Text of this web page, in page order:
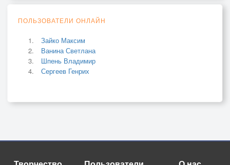
ПОЛЬЗОВАТЕЛИ ОНЛАЙН
Зайко Максим
Ванина Светлана
Шпень Владимир
Сергеев Генрих